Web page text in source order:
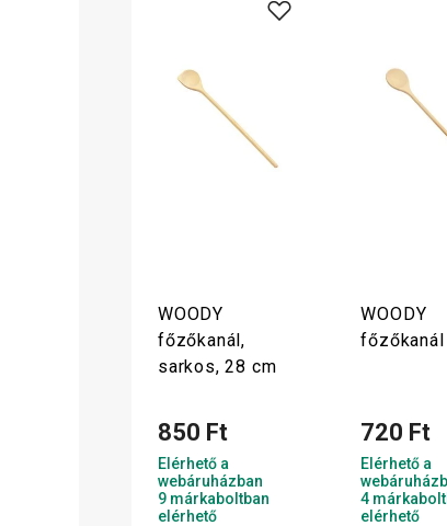
WOODY
főzőkanál,
sarkos, 28 cm
850 Ft
Elérhető a
webáruházban
9 márkaboltban
elérhető
WOODY
720 Ft
Elérhető a
4
elérhető